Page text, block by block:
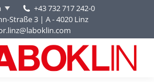
+43 732 717 242-0
Straße 3 | A - 4020 Linz